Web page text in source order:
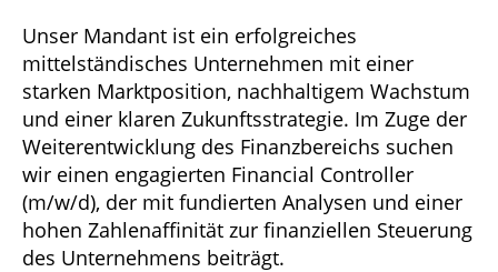
Unser Mandant ist ein erfolgreiches
mittelständisches Unternehmen mit einer
starken Marktposition, nachhaltigem Wachstum
und einer klaren Zukunftsstrategie. Im Zuge der
Weiterentwicklung des Finanzbereichs suchen
wir einen engagierten Financial Controller
(m/w/d), der mit fundierten Analysen und einer
hohen Zahlenaffinität zur finanziellen Steuerung
des Unternehmens beiträgt.